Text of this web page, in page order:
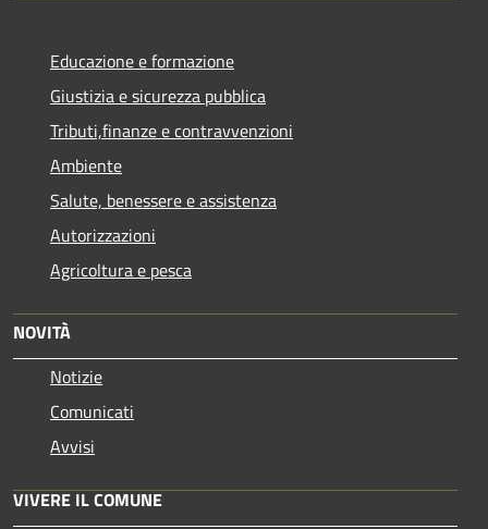
Educazione e formazione
Giustizia e sicurezza pubblica
Tributi,finanze e contravvenzioni
Ambiente
Salute, benessere e assistenza
Autorizzazioni
Agricoltura e pesca
NOVITÀ
Notizie
Comunicati
Avvisi
VIVERE IL COMUNE